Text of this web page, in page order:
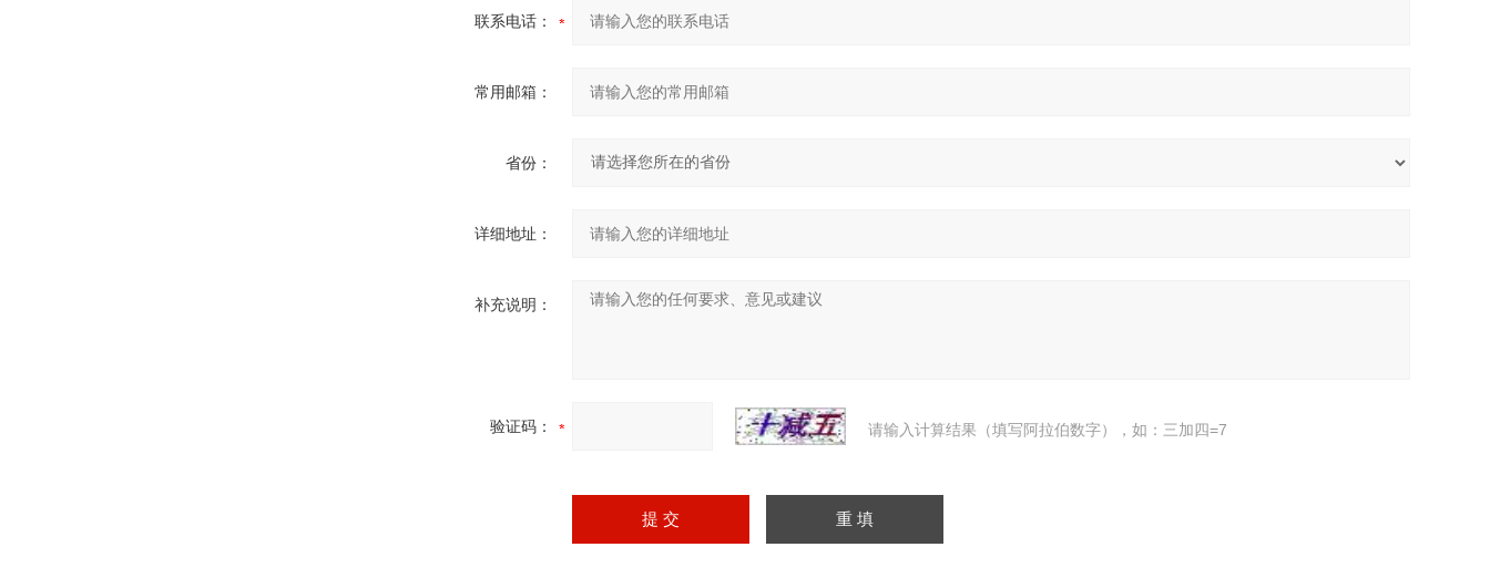
联系电话：
常用邮箱：
省份：
详细地址：
补充说明：
验证码： 请输入计算结果（填写阿拉伯数字），如：三加四=7